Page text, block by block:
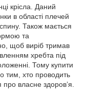
крісла. Даний
в області плечей
Також мається
та
щоб виріб тримав
хребта під
Тому купити
тим, хто проводить
власне здоров’я.